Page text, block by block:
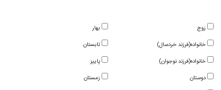
بهار
تابستان
پاییز
زمستان
زوج
خانواده(فرزند خردسال)
خانواده(فرزند نوجوان)
دوستان